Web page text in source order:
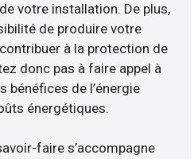
votre installation. De plus,
de produire votre
à la protection de
donc pas à faire appel à
bénéfices de l’énergie
énergétiques.
faire s’accompagne